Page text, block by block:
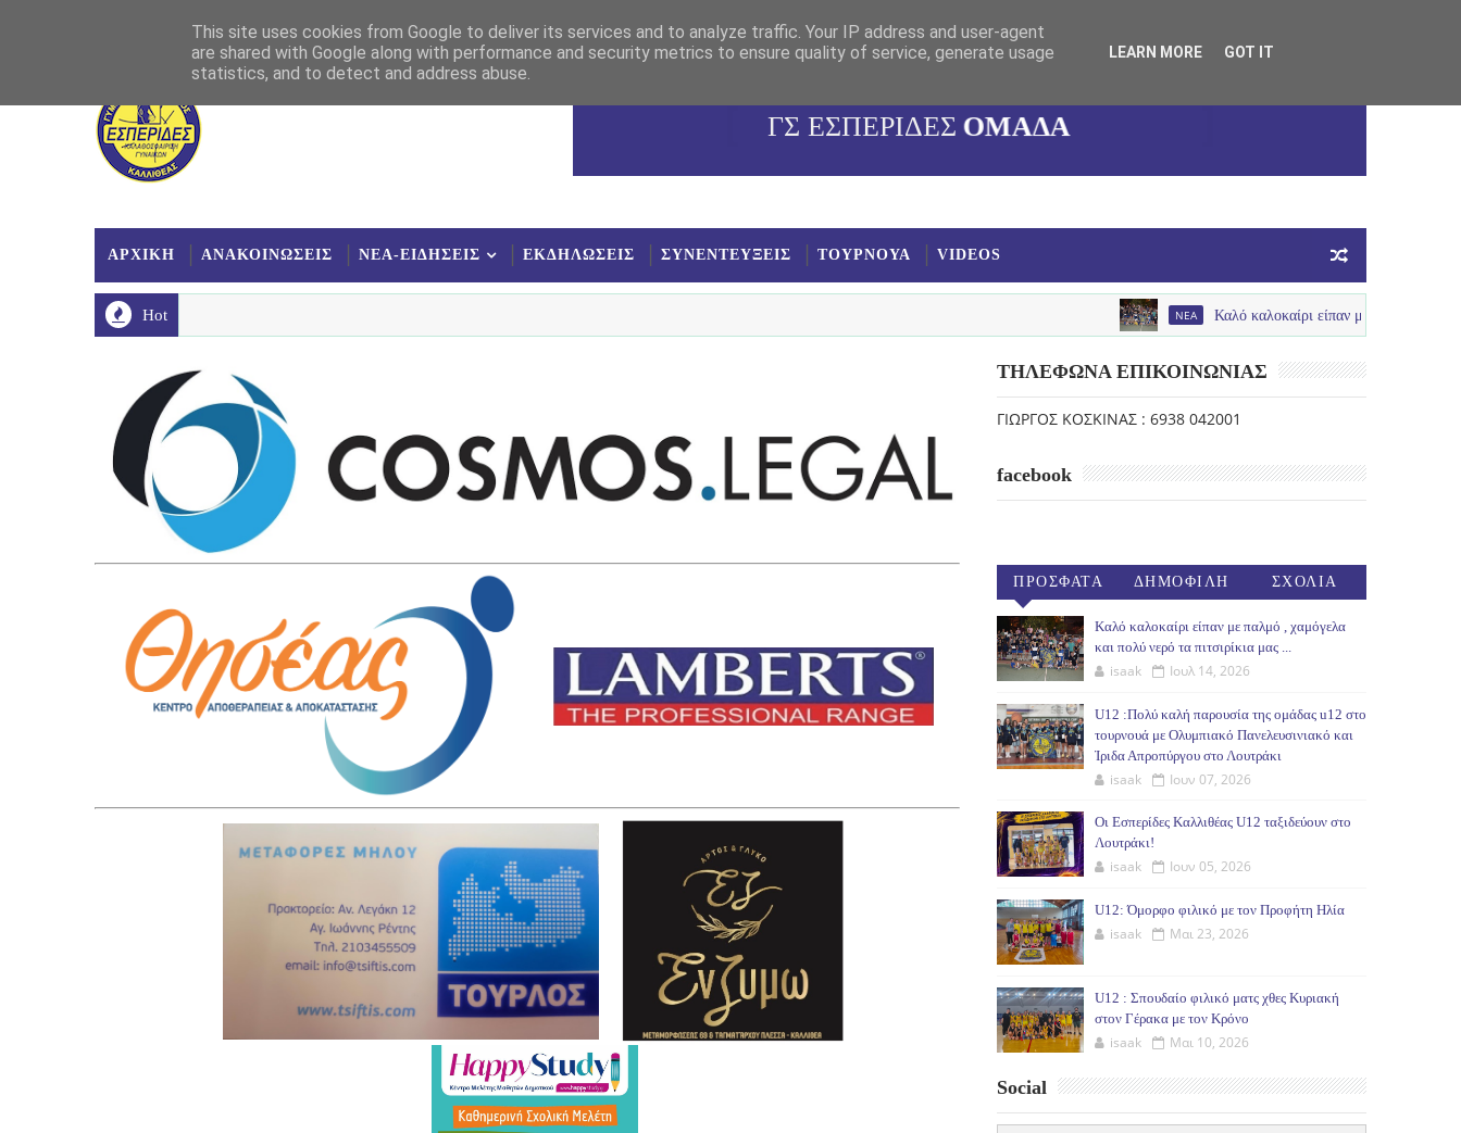
ΓΣ ΕΣΠΕΡΙΔΕΣ
ΚΑΛΛΙΘΕΑΣ
ΟΜΑΔΑ
ΜΠΑΣΚΕΤ
ΑΡΧΙΚΗ ΑΝΑΚΟΙΝΩΣΕΙΣ ΝΕΑ-ΕΙΔΗΣΕΙΣ ΕΚΔΗΛΩΣΕΙΣ ΣΥΝΕΝΤΕΥΞΕΙΣ ΤΟΥΡΝΟΥΑ VIDEOS
Hot NEA Καλό καλοκαίρι είπαν με παλμό , χαμόγελα και
ΤΗΛΕΦΩΝΑ ΕΠΙΚΟΙΝΩΝΙΑΣ
ΓΙΩΡΓΟΣ ΚΟΣΚΙΝΑΣ : 6938 042001
facebook
ΠΡΟΣΦΑΤΑ ΔΗΜΟΦΙΛΗ ΣΧΟΛΙΑ
Καλό καλοκαίρι είπαν με παλμό , χαμόγελα
και πολύ νερό τα πιτσιρίκια μας ...
isaak Ιουλ 14, 2026
U12 :Πολύ καλή παρουσία της ομάδας u12 στο
τουρνουά με Ολυμπιακό Πανελευσινιακό και
Ίριδα Απροπύργου στο Λουτράκι
isaak Ιουν 07, 2026
Οι Εσπερίδες Καλλιθέας U12 ταξιδεύουν στο
Λουτράκι!
isaak Ιουν 05, 2026
U12: Όμορφο φιλικό με τον Προφήτη Ηλία
isaak Μαι 23, 2026
U12 : Σπουδαίο φιλικό ματς χθες Κυριακή
στον Γέρακα με τον Κρόνο
isaak Μαι 10, 2026
Social
This site uses cookies from Google to deliver its services and to analyze traffic. Your IP address and user-agent
are shared with Google along with performance and security metrics to ensure quality of service, generate usage
statistics, and to detect and address abuse.
LEARN MORE GOT IT